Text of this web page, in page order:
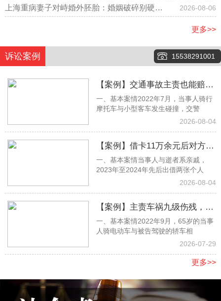
吗？
上海重病妻子对峙婚外胚胎：婚姻破碎别硬 2026-08-06
更多>>
诉讼案例 15538291001
【案例】交通事故主责也能赔！
梁林静律师调解拿下12万余元赔
一、基本案情2022年7月，当事人骑行
摩托车与小型客车发生碰撞，交警
2026-08-04
【案例】借卡11万余元后对方离
世遭家属拒还，杨思淼律师取证
一、基本案情当事人与逝者系亲戚，
2023年至2024年先后出借两张个人
2026-08-04
【案例】主责车祸九级伤残，张
明月律师当庭抗辩，足额获赔17
一、基本案情2022年9月，65岁的当事
人骑电动车与被告驾驶的轿车相
2026-07-29
更多>>